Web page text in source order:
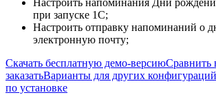
Настроить напоминания Дни
при запуске 1С;
Настроить отправку напоминаний о
электронную почту;
Скачать бесплатную демо-версиюСравнить
заказатьВарианты для других
по установке